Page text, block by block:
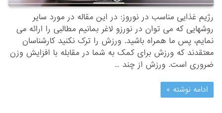
رژیم غذایی مناسب در نوروز: در این مقاله در مورد سایر
روشهایی که می توان در نورزو لاغر بمانیم مطالبی را ارائه می
نمایم، پس ما همراه باشید. ورزش را ترک نکنید کارشناسان
معتقدند که ورزش برای کمک به شما در مقابله با افزایش وزن
ضروری است. ورزش از چند …
ادامه نوشته »